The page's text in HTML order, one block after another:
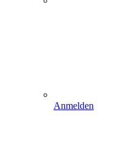
Anmelden